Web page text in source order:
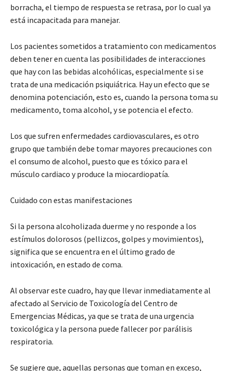
borracha, el tiempo de respuesta se retrasa, por lo cual ya
está incapacitada para manejar.
Los pacientes sometidos a tratamiento con medicamentos
deben tener en cuenta las posibilidades de interacciones
que hay con las bebidas alcohólicas, especialmente si se
trata de una medicación psiquiátrica. Hay un efecto que se
denomina potenciación, esto es, cuando la persona toma su
medicamento, toma alcohol, y se potencia el efecto.
Los que sufren enfermedades cardiovasculares, es otro
grupo que también debe tomar mayores precauciones con
el consumo de alcohol, puesto que es tóxico para el
músculo cardiaco y produce la miocardiopatía.
Cuidado con estas manifestaciones
Si la persona alcoholizada duerme y no responde a los
estímulos dolorosos (pellizcos, golpes y movimientos),
significa que se encuentra en el último grado de
intoxicación, en estado de coma.
Al observar este cuadro, hay que llevar inmediatamente al
afectado al Servicio de Toxicología del Centro de
Emergencias Médicas, ya que se trata de una urgencia
toxicológica y la persona puede fallecer por parálisis
respiratoria.
Se sugiere que, aquellas personas que toman en exceso,